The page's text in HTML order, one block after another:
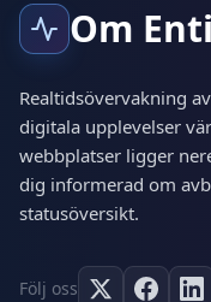
Om
Realtidsövervakning
digitala upplevelser
webbplatser ligger
dig informerad om
statusöversikt.
Följ oss